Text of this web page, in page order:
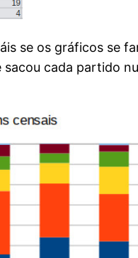
se os gráficos se
cada partido